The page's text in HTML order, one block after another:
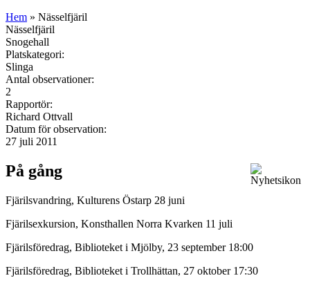
Hem » Nässelfjäril
Nässelfjäril
Snogehall
Platskategori:
Slinga
Antal observationer:
2
Rapportör:
Richard Ottvall
Datum för observation:
27 juli 2011
På gång
Fjärilsvandring, Kulturens Östarp 28 juni
Fjärilsexkursion, Konsthallen Norra Kvarken 11 juli
Fjärilsföredrag, Biblioteket i Mjölby, 23 september 18:00
Fjärilsföredrag, Biblioteket i Trollhättan, 27 oktober 17:30